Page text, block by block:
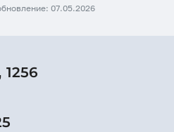
07.05.2026
1256